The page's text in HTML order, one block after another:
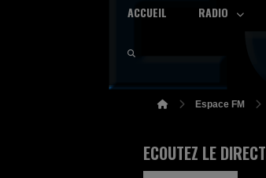
ACCUEIL RADIO
Espace FM
ECOUTEZ LE DIRECT